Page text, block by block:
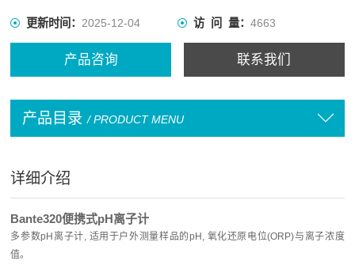
更新时间：2025-12-04 访 问 量： 4663
产品咨询 联系我们
产品目录 / PRODUCT MENU
详细介绍
Bante320便携式pH离子计
多参数pH离子计, 适用于户外测量样品的pH, 氧化还原电位(ORP)与离子浓度
值。